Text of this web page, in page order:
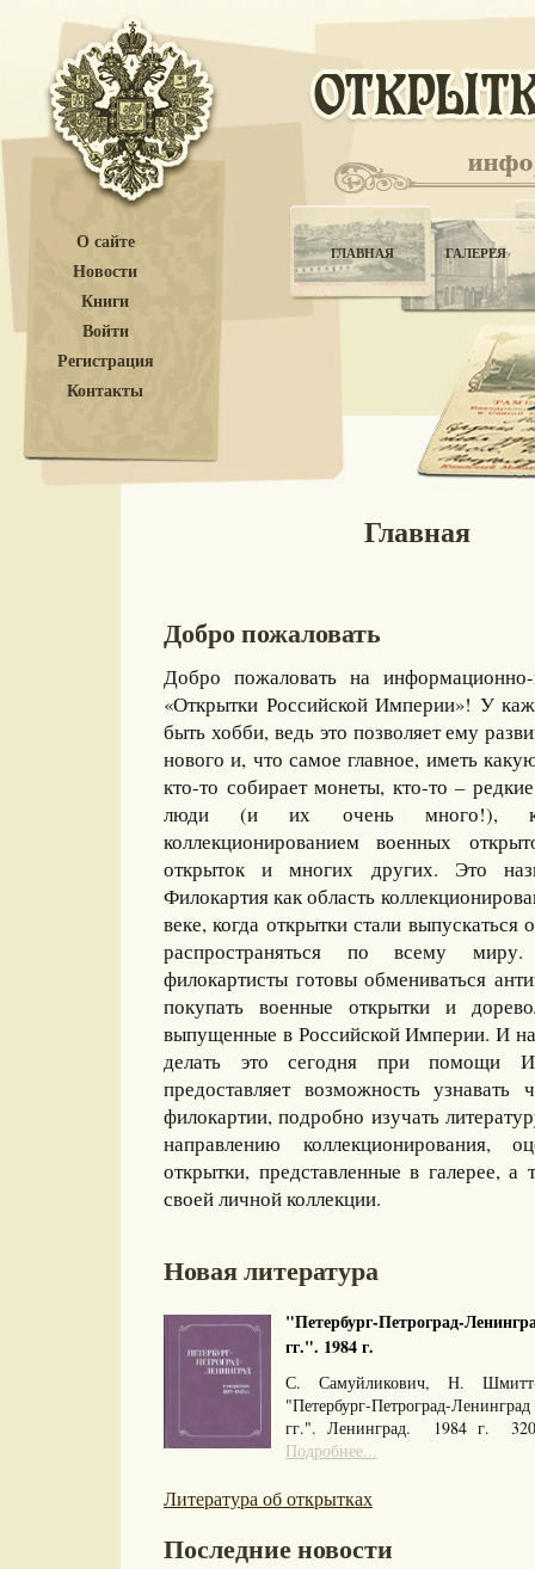
О сайте
Новости
Книги
Войти
Регистрация
Контакты
ГЛАВНАЯ ГАЛЕРЕЯ
Главная
Добро пожаловать
Добро пожаловать на информационно-
«Открытки Российской Империи»! У
быть хобби, ведь это позволяет ему
нового и, что самое главное, иметь
кто-то собирает монеты, кто-то –
люди (и их очень много!),
коллекционированием военных
открыток и многих других. Это
Филокартия как область
веке, когда открытки стали
распространяться по всему
филокартисты готовы обмениваться
покупать военные открытки и
выпущенные в Российской Империи. И
делать это сегодня при помощи
предоставляет возможность
филокартии, подробно изучать
направлению коллекционирования,
открытки, представленные в галерее, а
своей личной коллекции.
Новая литература
"Петербург-Петроград-
гг.". 1984 г.
С. Самуйликович, Н.
"Петербург-Петроград-
гг.". Ленинград. 1984 г.
Подробнее...
Литература об открытках
Последние новости